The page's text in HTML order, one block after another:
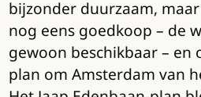
bijzonder duurzaam,
nog eens goedkoop – de
gewoon beschikbaar – en
plan om Amsterdam van